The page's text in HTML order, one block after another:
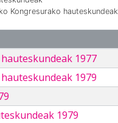
Kongresurako hauteskundeak
1977
1979
1979